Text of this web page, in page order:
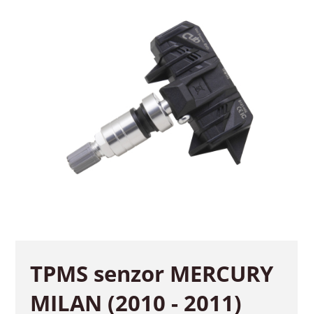
TPMS senzor MERCURY
MILAN (2010 - 2011)